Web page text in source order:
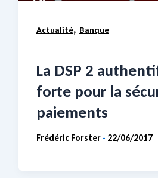
Actualité, Banque
La DSP 2
forte pour la
paiements
Frédéric Forster - 22/06/2017